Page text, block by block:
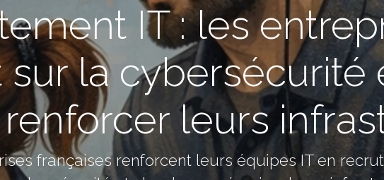
IT : les
sur la
renforcer leurs
françaises renforcent leurs équipes IT en